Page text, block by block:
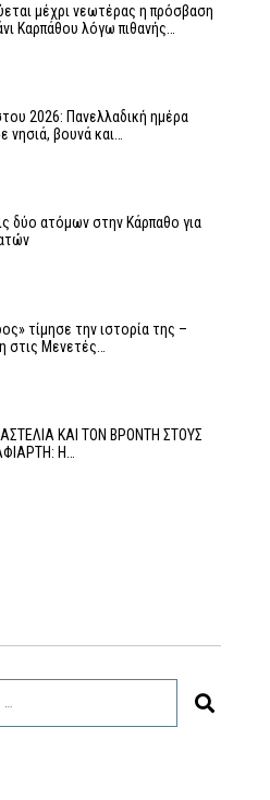
μέχρι νεωτέρας η πρόσβαση
Καρπάθου λόγω πιθανής…
2026: Πανελλαδική ημέρα
νησιά, βουνά και…
δύο ατόμων στην Κάρπαθο για
τίμησε την ιστορία της –
στις Μενετές…
ΚΑΙ ΤΟΝ ΒΡΟΝΤΗ ΣΤΟΥΣ
Η…